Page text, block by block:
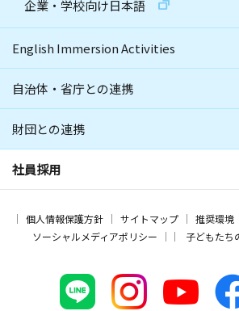
企業・学校向け日本語
English Immersion Activities
自治体・省庁との連携
財団との連携
社員採用
個人情報保護方針 サイトマップ 推奨環境
ソーシャルメディアポリシー
子どもたち